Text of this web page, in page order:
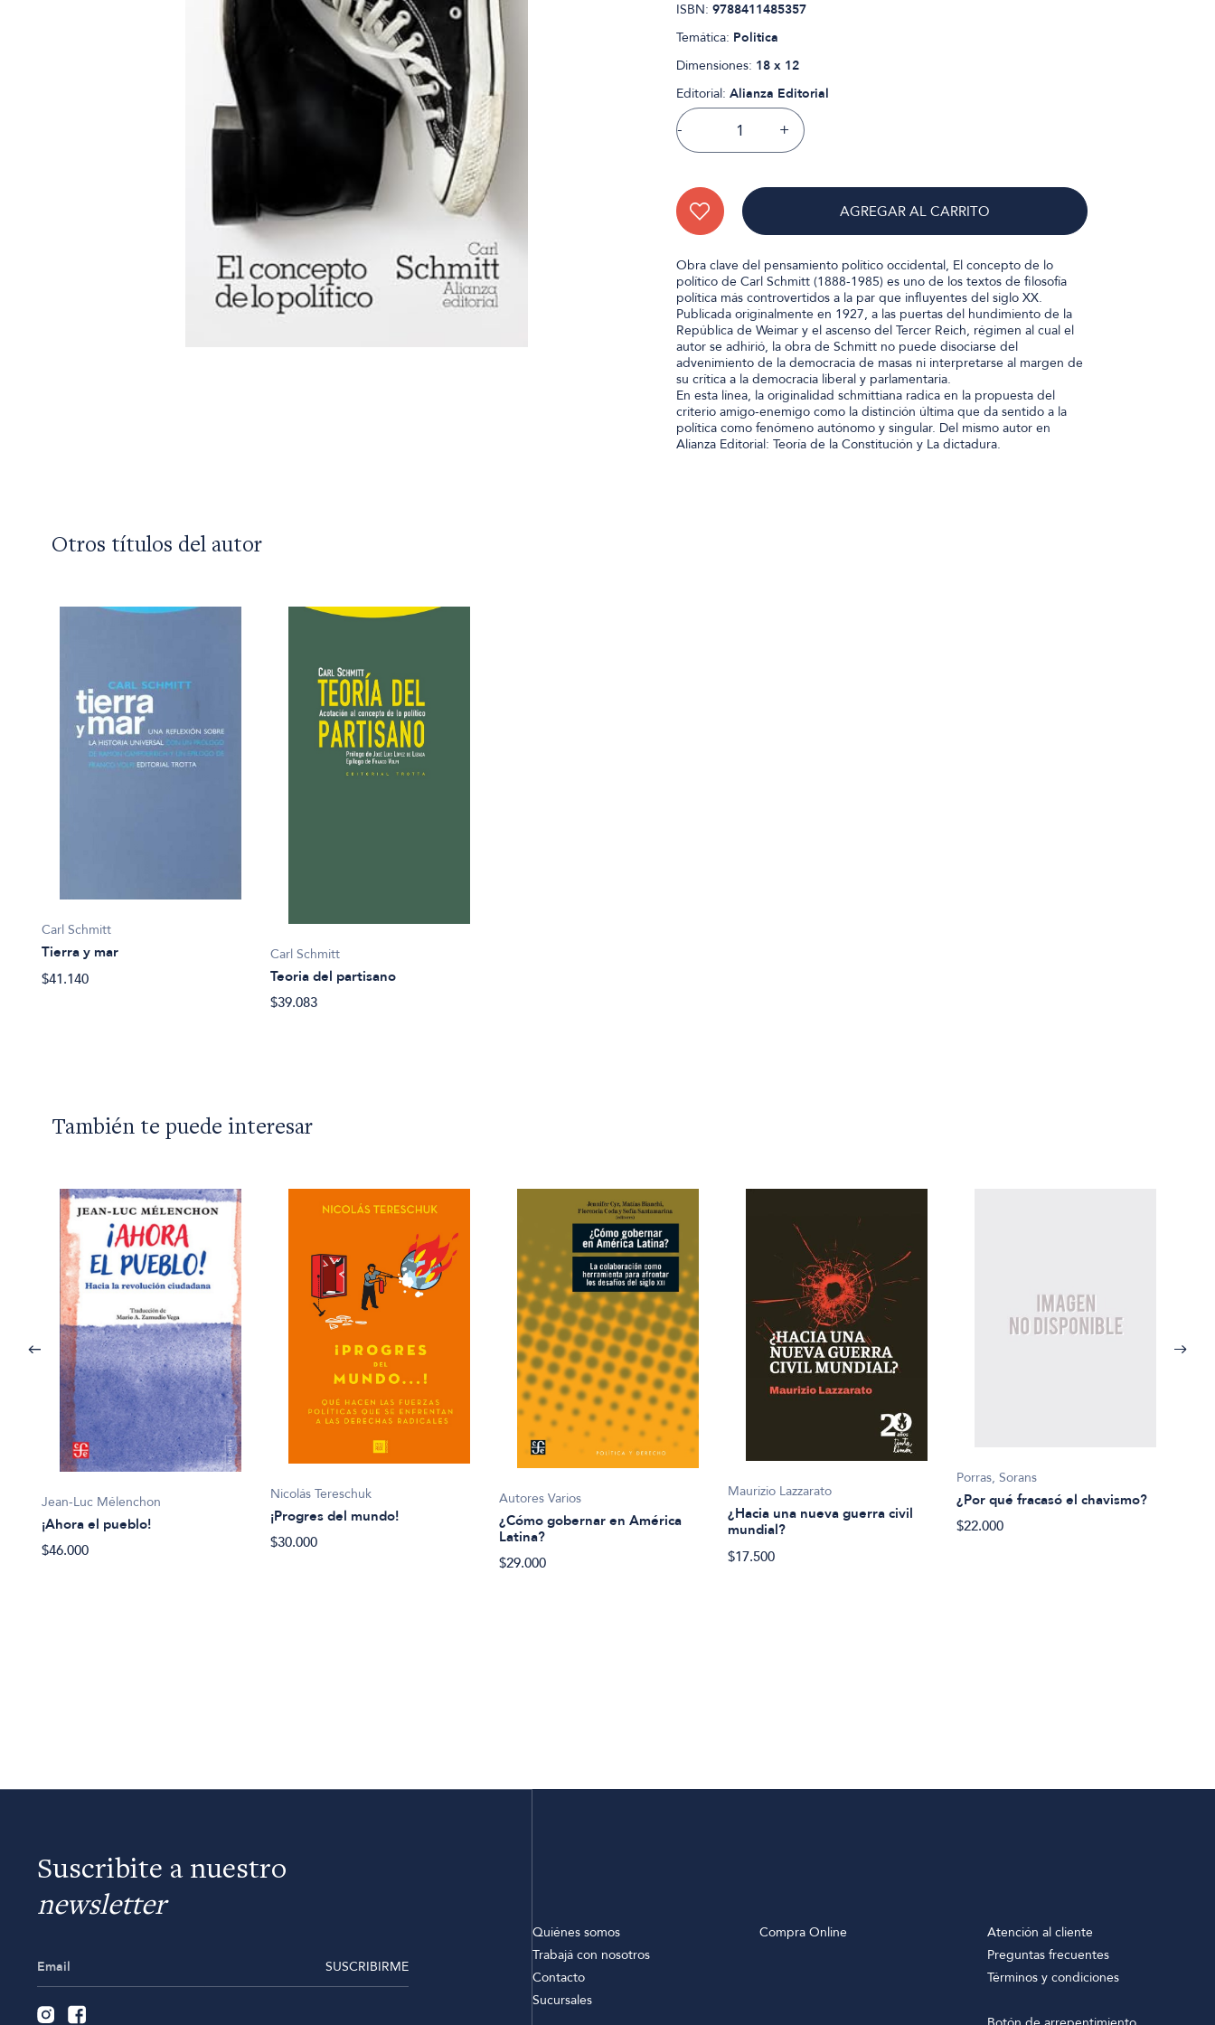
ISBN: 9788411485357
Temática: Politica
Dimensiones: 18 x 12
Editorial: Alianza Editorial
- +
AGREGAR AL CARRITO
Obra clave del pensamiento político occidental, El concepto de lo
político de Carl Schmitt (1888-1985) es uno de los textos de filosofía
política más controvertidos a la par que influyentes del siglo XX.
Publicada originalmente en 1927, a las puertas del hundimiento de la
República de Weimar y el ascenso del Tercer Reich, régimen al cual el
autor se adhirió, la obra de Schmitt no puede disociarse del
advenimiento de la democracia de masas ni interpretarse al margen de
su crítica a la democracia liberal y parlamentaria.
En esta línea, la originalidad schmittiana radica en la propuesta del
criterio amigo-enemigo como la distinción última que da sentido a la
política como fenómeno autónomo y singular. Del mismo autor en
Alianza Editorial: Teoría de la Constitución y La dictadura.
Otros títulos del autor
Carl Schmitt
Tierra y mar
$41.140
Carl Schmitt
Teoria del partisano
$39.083
También te puede interesar
Jean-Luc Mélenchon
¡Ahora el pueblo!
$46.000
Nicolás Tereschuk
¡Progres del mundo!
$30.000
Autores Varios
¿Cómo gobernar en América
Latina?
$29.000
Maurizio Lazzarato
¿Hacia una nueva guerra civil
mundial?
$17.500
Porras, Sorans
¿Por qué fracasó el chavismo?
$22.000
Suscribite a nuestro
newsletter
SUSCRIBIRME
Quiénes somos
Trabajá con nosotros
Contacto
Sucursales
Compra Online
Atención al cliente
Preguntas frecuentes
Términos y condiciones